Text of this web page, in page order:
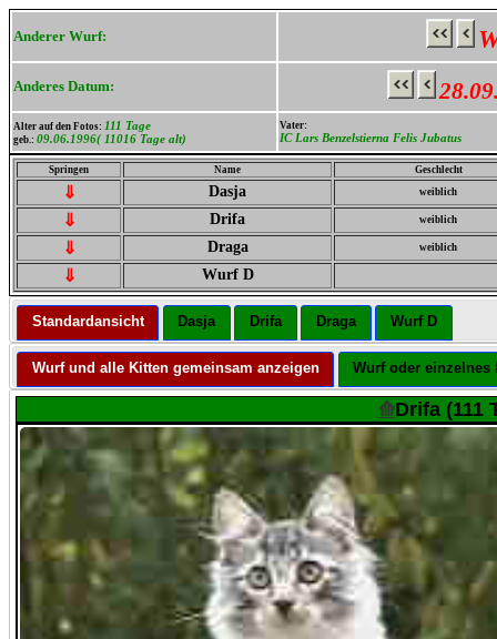
Anderer Wurf:
Anderes Datum:
Alter auf den Fotos: 111 Tage
geb.: 09.06.1996( 11016 Tage alt)
Vater:
IC Lars Benzelstierna Felis Jubatus
Springen Name Geschlecht
⇓ Dasja weiblich
⇓ Drifa weiblich
⇓ Draga weiblich
⇓ Wurf D
Standardansicht Dasja Drifa Draga Wurf D
Wurf und alle Kitten gemeinsam anzeigen Wurf oder einzelnes
⟰Drifa (111